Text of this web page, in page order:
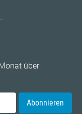
über
Abonnieren